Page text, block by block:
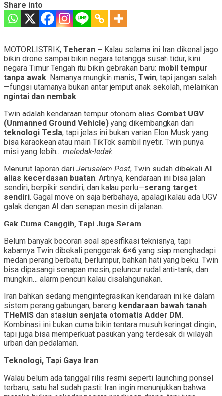
Share into
MOTORLISTRIK, Teheran – Kalau selama ini Iran dikenal jago
bikin drone sampai bikin negara tetangga susah tidur, kini
negara Timur Tengah itu bikin gebrakan baru: mobil tempur
tanpa awak. Namanya mungkin manis, Twin, tapi jangan salah
—fungsi utamanya bukan antar jemput anak sekolah, melainkan
ngintai dan nembak.
Twin adalah kendaraan tempur otonom alias Combat UGV
(Unmanned Ground Vehicle) yang dikembangkan dari
teknologi Tesla, tapi jelas ini bukan varian Elon Musk yang
bisa karaokean atau main TikTok sambil nyetir. Twin punya
misi yang lebih… meledak-ledak.
Menurut laporan dari Jerusalem Post, Twin sudah dibekali AI
alias kecerdasan buatan. Artinya, kendaraan ini bisa jalan
sendiri, berpikir sendiri, dan kalau perlu—serang target
sendiri. Gagal move on saja berbahaya, apalagi kalau ada UGV
galak dengan AI dan senapan mesin di jalanan.
Gak Cuma Canggih, Tapi Juga Seram
Belum banyak bocoran soal spesifikasi teknisnya, tapi
kabarnya Twin dibekali penggerak 6×6 yang siap menghadapi
medan perang berbatu, berlumpur, bahkan hati yang beku. Twin
bisa dipasangi senapan mesin, peluncur rudal anti-tank, dan
mungkin… alarm pencuri kalau disalahgunakan.
Iran bahkan sedang mengintegrasikan kendaraan ini ke dalam
sistem perang gabungan, bareng kendaraan bawah tanah
THeMIS dan stasiun senjata otomatis Adder DM.
Kombinasi ini bukan cuma bikin tentara musuh keringat dingin,
tapi juga bisa memperkuat pasukan yang terdesak di wilayah
urban dan pedalaman.
Teknologi, Tapi Gaya Iran
Walau belum ada tanggal rilis resmi seperti launching ponsel
terbaru, satu hal sudah pasti: Iran ingin menunjukkan bahwa